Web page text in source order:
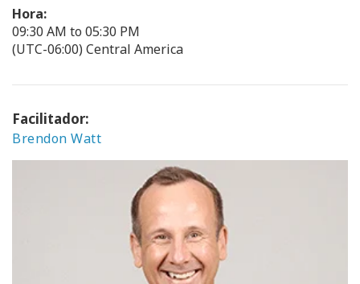
Hora:
09:30 AM to 05:30 PM
(UTC-06:00) Central America
Facilitador:
Brendon Watt